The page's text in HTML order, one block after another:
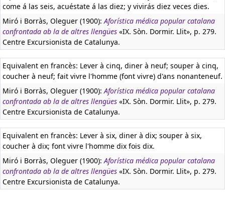
come á las seis, acuéstate á las diez; y vivirás diez veces dies.
Miró i Borràs, Oleguer (1900):Aforística médica popular catalana
confrontada ab la de altres llengües «IX. Sòn. Dormir. Llit», p. 279.
Centre Excursionista de Catalunya.
Equivalent en francès: Lever à cinq, diner à neuf; souper à cinq,
coucher à neuf; fait vivre l'homme (font vivre) d'ans nonanteneuf.
Miró i Borràs, Oleguer (1900):Aforística médica popular catalana
confrontada ab la de altres llengües «IX. Sòn. Dormir. Llit», p. 279.
Centre Excursionista de Catalunya.
Equivalent en francès: Lever à six, diner à dix; souper à six,
coucher à dix; font vivre l'homme dix fois dix.
Miró i Borràs, Oleguer (1900):Aforística médica popular catalana
confrontada ab la de altres llengües «IX. Sòn. Dormir. Llit», p. 279.
Centre Excursionista de Catalunya.